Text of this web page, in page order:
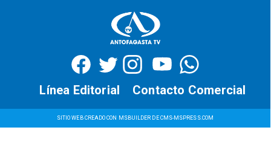
SITIO WEB CREADO CON MSBUILDER DE CMS-MSPRESS.COM
Contacto Comercial
Línea Editorial